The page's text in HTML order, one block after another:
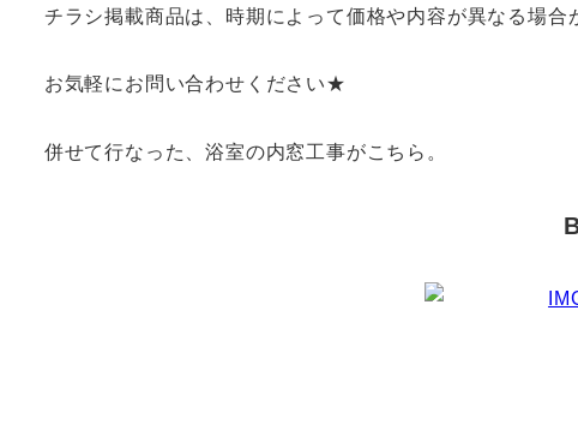
チラシ掲載商品は、時期によって価格や内容が異なる場合
お気軽にお問い合わせください★
併せて行なった、浴室の内窓工事がこちら。